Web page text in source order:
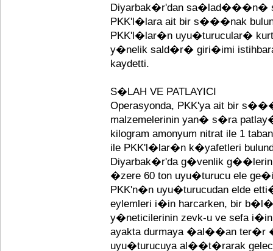
Diyarbak�r'dan sa�lad���n�
PKK'l�lara ait bir s���nak
PKK'l�lar�n uyu�turucular�
y�nelik sald�r� giri�imi
kaydetti.
S�LAH VE PATLAYICI
Operasyonda, PKK'ya ait bir
malzemelerinin yan� s�ra
kilogram amonyum nitrat ile 1
ile PKK'l�lar�n k�yafetleri
Diyarbak�r'da g�venlik
�zere 60 ton uyu�turucu ele
PKK'n�n uyu�turucudan elde
eylemleri i�in harcarken, bir
y�neticilerinin zevk-u ve sefa
ayakta durmaya �al��an
uyu�turucuya al��t�rarak